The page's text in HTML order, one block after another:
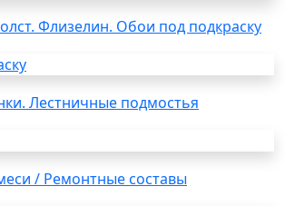
Флизелин. Обои под подкраску
Лестничные подмостья
/ Ремонтные составы